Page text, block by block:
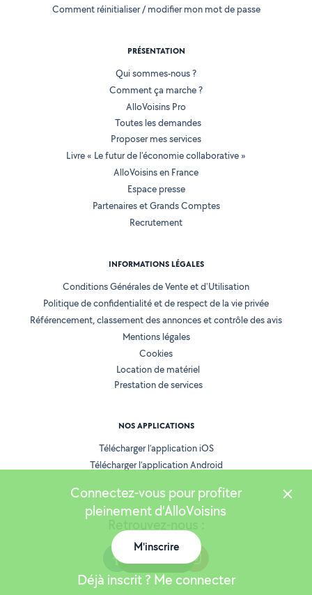
Comment réinitialiser / modifier mon mot de passe
PRÉSENTATION
Qui sommes-nous ?
Comment ça marche ?
AlloVoisins Pro
Toutes les demandes
Proposer mes services
Livre « Le futur de l'économie collaborative »
AlloVoisins en France
Espace presse
Partenaires et Grands Comptes
Recrutement
INFORMATIONS LÉGALES
Conditions Générales de Vente et d'Utilisation
Politique de confidentialité et de respect de la vie privée
Référencement, classement des annonces et contrôle des avis
Mentions légales
Cookies
Location de matériel
Prestation de services
NOS APPLICATIONS
Télécharger l’application iOS
Télécharger l’application Android
Connectez-vous pour profiter
pleinement d'AlloVoisins
M'inscrire
Déjà inscrit ? Me connecter